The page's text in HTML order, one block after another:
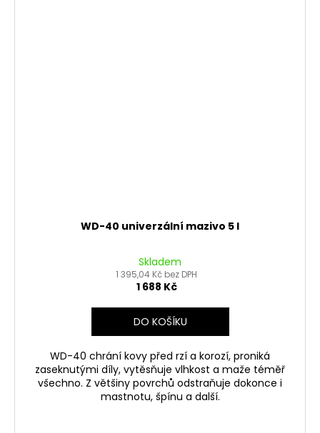
WD-40 univerzální mazivo 5 l
Skladem
1 395,04 Kč bez DPH
1 688 Kč
DO KOŠÍKU
WD-40 chrání kovy před rzí a korozí, proniká
zaseknutými díly, vytěsňuje vlhkost a maže téměř
všechno. Z většiny povrchů odstraňuje dokonce i
mastnotu, špínu a další.